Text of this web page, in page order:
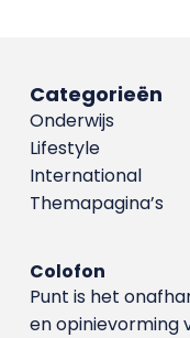
Categorieën
Onderwijs
Lifestyle
International
Themapagina’s
Colofon
Punt is het
en opinievorming